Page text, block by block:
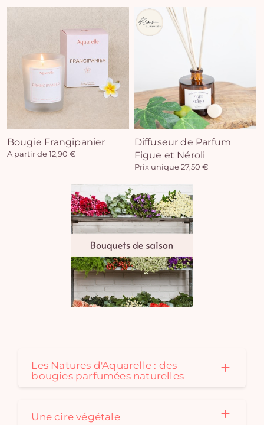
Bougie Frangipanier
A partir de 12,90 €
Diffuseur de Parfum
Figue et Néroli
Prix unique 27,50 €
Les Natures d'Aquarelle : des
bougies parfumées naturelles
Une cire végétale